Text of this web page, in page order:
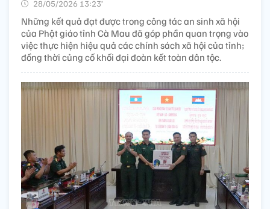
28/05/2026 13:23’
Những kết quả đạt được trong công tác an sinh xã hội
của Phật giáo tỉnh Cà Mau đã góp phần quan trọng vào
việc thực hiện hiệu quả các chính sách xã hội của tỉnh;
đồng thời củng cố khối đại đoàn kết toàn dân tộc.